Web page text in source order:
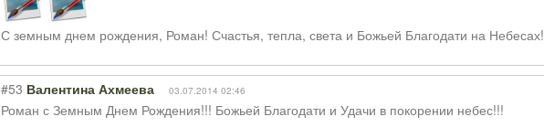
С земным днем рождения, Роман! Счастья, тепла, света и Божьей Благодати на Небесах!
#53 Валентина Ахмеева 03.07.2014 02:46
Роман с Земным Днем Рождения!!! Божьей Благодати и Удачи в покорении небес!!!